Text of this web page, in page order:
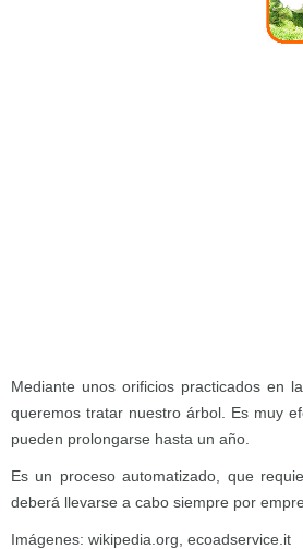
Mediante unos orificios practicados en
queremos tratar nuestro árbol. Es muy
pueden prolongarse hasta un año.
Es un proceso automatizado, que
deberá llevarse a cabo siempre por
Imágenes: wikipedia.org, ecoadservice.it